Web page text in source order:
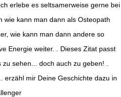
erlebe es seltsamerweise gerne bei
wie kann man dann als Osteopath
wie kann man dann andere so
Energie weiter. . Dieses Zitat passt
sehen... doch auch zu geben! .
erzähl mir Deine Geschichte dazu in